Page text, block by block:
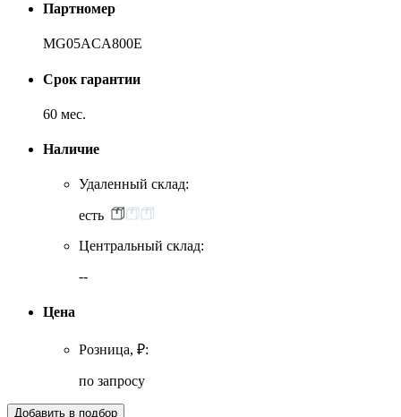
Партномер
MG05ACA800E
Срок гарантии
60 мес.
Наличие
Удаленный склад:
есть
Центральный склад:
--
Цена
Розница, ₽:
по запросу